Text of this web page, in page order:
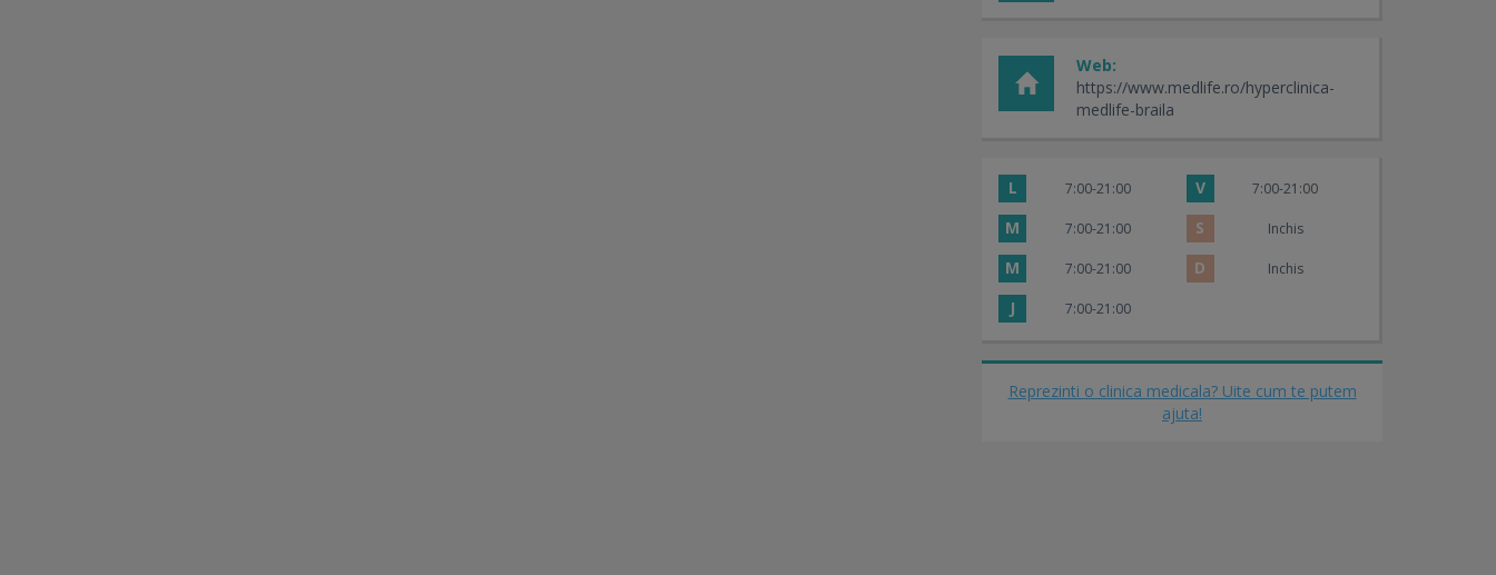
Web:
https://www.medlife.ro/hyperclinica-
medlife-braila
L 7:00-21:00 V 7:00-21:00
M 7:00-21:00 S Inchis
M 7:00-21:00 D Inchis
J 7:00-21:00
Reprezinti o clinica medicala? Uite cum te putem
ajuta!